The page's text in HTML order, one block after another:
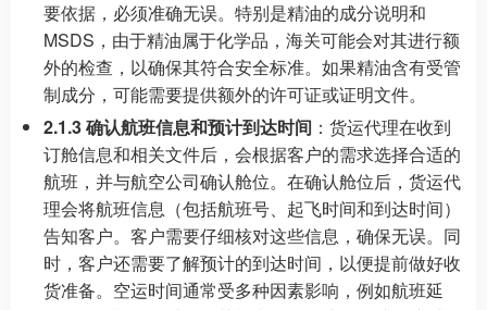
要依据，必须准确无误。特别是精油的成分说明和
MSDS，由于精油属于化学品，海关可能会对其进行额
外的检查，以确保其符合安全标准。如果精油含有受管
制成分，可能需要提供额外的许可证或证明文件。
2.1.3 确认航班信息和预计到达时间 ：货运代理在收到
订舱信息和相关文件后，会根据客户的需求选择合适的
航班，并与航空公司确认舱位。在确认舱位后，货运代
理会将航班信息（包括航班号、起飞时间和到达时间）
告知客户。客户需要仔细核对这些信息，确保无误。同
时，客户还需要了解预计的到达时间，以便提前做好收
货准备。空运时间通常受多种因素影响，例如航班延